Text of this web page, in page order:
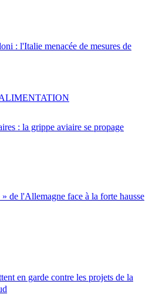
: l'Italie menacée de mesures de
: la grippe aviaire se propage
de l'Allemagne face à la forte hausse
en garde contre les projets de la